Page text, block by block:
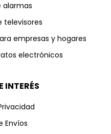
alarmas
televisores
empresas y hogares
electrónicos
INTERÉS
Envíos